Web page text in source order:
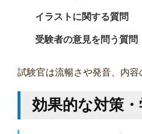
イラストに関する質問
受験者の意見を問う質問
試験官は流暢さや発音、内容
効果的な対策